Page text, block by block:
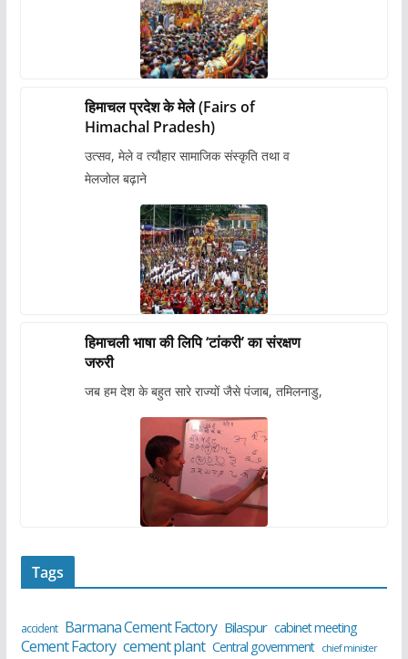
हिमाचल प्रदेश के मेले (Fairs of
Himachal Pradesh)
उत्सव, मेले व त्यौहार सामाजिक संस्कृति तथा व
मेलजोल बढ़ाने
हिमाचली भाषा की लिपि ‘टांकरी’ का संरक्षण
जरुरी
जब हम देश के बहुत सारे राज्यों जैसे पंजाब, तमिलनाडु,
Tags
accident Barmana Cement Factory Bilaspur cabinet meeting
Cement Factory cement plant Central government chief minister